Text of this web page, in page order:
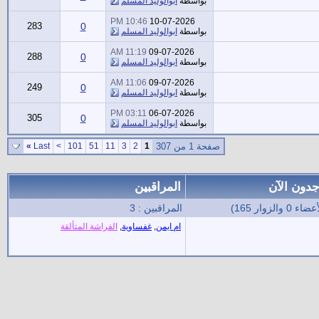
10-07-2026
10:46 PM
بواسطة ابوالوليد المسلم 0
283
09-07-2026
11:19 AM
بواسطة ابوالوليد المسلم 0
288
09-07-2026
11:06 AM
بواسطة ابوالوليد المسلم 0
249
06-07-2026
03:11 PM
بواسطة ابوالوليد المسلم 0
305
صفحة 1 من 307 1
2
3
11
51
101
>
Last
»
الآن المراقبين
المراقبين : 3
ام ايمن غفساوية الفراشة المتألقة